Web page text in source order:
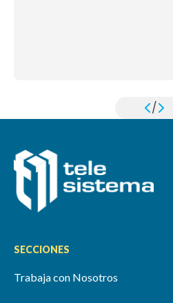
/
SECCIONES
Trabaja con Nosotros